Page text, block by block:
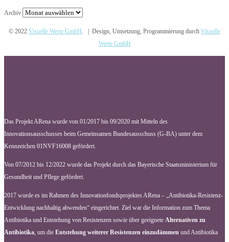
Archiv
© 2022 Visuelle Werte GmbH. | Design, Umsetzung, Programmierung durch Visuelle
Werte GmbH
Das Projekt ARena wurde von 01/2017 bis 09/2020 mit Mitteln des
Innovationsausschusses beim Gemeinsamen Bundesausschuss (G-BA) unter dem
Kennzeichen 01NVF16008 gefördert.
Von 07/2012 bis 12/2022 wurde das Projekt durch das Bayerische Staatsministerium für
Gesundheit und Pflege gefördert.
2017 wurde es im Rahmen des Innovationfondsprojektes ARena – „Antibiotika-Resistenz-
Entwicklung nachhaltig abwenden“ eingerichtet. Ziel war die Information zum Thema
Antibiotika und Entstehung von Resistenzen sowie über geeignete Alternativen zu
Antibiotika, um die Entstehung weiterer Resistenzen einzudämmen und Antibiotika